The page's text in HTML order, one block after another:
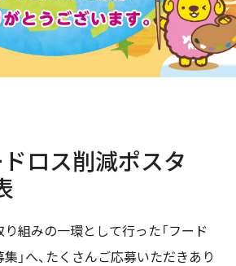
ドロス削減ポスタ
組みの一環として行った「フード
」へ、たくさんご応募いただきあり